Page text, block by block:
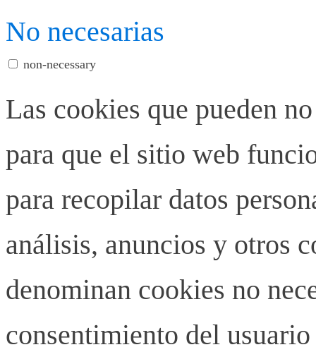
No necesarias
non-necessary
Las cookies que pueden
para que el sitio web
para recopilar datos
análisis, anuncios y otros
denominan cookies no
consentimiento del